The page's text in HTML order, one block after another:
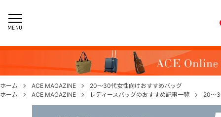
MENU
ホーム ACE MAGAZINE
20～30代女性向けおすすめバッグ
ホーム
ACE MAGAZINE レディースバッグのおすすめ記事一覧 20～